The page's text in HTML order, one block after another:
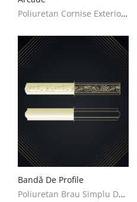
Poliuretan Cornise Exterioare Decoratiuni Casa
Bandă De Profile
Poliuretan Brau Simplu Decoratiuni Casa